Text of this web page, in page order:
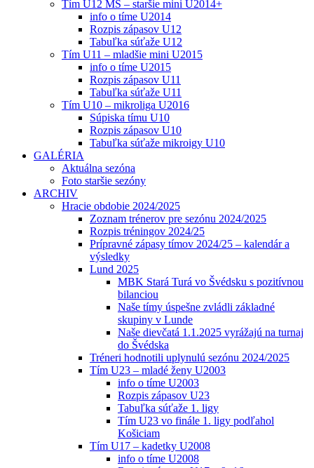
Tím U12 MS – staršie mini U2014+
info o tíme U2014
Rozpis zápasov U12
Tabuľka súťaže U12
Tím U11 – mladšie mini U2015
info o tíme U2015
Rozpis zápasov U11
Tabuľka súťaže U11
Tím U10 – mikroliga U2016
Súpiska tímu U10
Rozpis zápasov U10
Tabuľka súťaže mikroigy U10
GALÉRIA
Aktuálna sezóna
Foto staršie sezóny
ARCHIV
Hracie obdobie 2024/2025
Zoznam trénerov pre sezónu 2024/2025
Rozpis tréningov 2024/25
Prípravné zápasy tímov 2024/25 – kalendár a
výsledky
Lund 2025
MBK Stará Turá vo Švédsku s pozitívnou
bilanciou
Naše tímy úspešne zvládli základné
skupiny v Lunde
Naše dievčatá 1.1.2025 vyrážajú na turnaj
do Švédska
Tréneri hodnotili uplynulú sezónu 2024/2025
Tím U23 – mladé ženy U2003
info o tíme U2003
Rozpis zápasov U23
Tabuľka súťaže 1. ligy
Tím U23 vo finále 1. ligy podľahol
Košiciam
Tím U17 – kadetky U2008
info o tíme U2008